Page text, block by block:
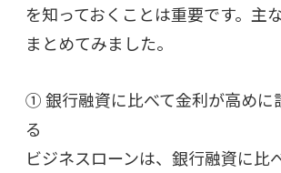
を知っておくことは重要です。主
まとめてみました。
① 銀行融資に比べて金利が高めに
る
ビジネスローンは、銀行融資に比